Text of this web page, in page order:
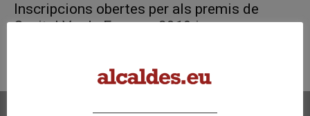
Inscripcions obertes per als premis de
Capital Verda Europea 2019 i...